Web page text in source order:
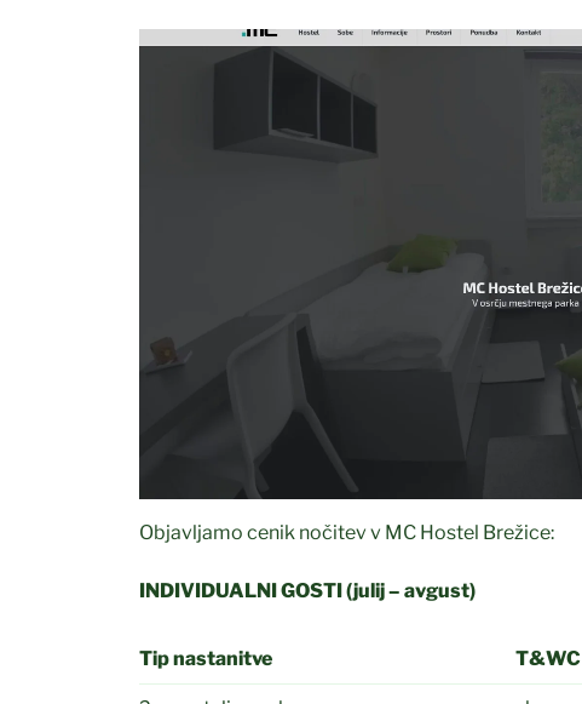
Objavljamo cenik nočitev v MC Hostel Brežice:
INDIVIDUALNI GOSTI (julij – avgust)
Tip nastanitve T&WC